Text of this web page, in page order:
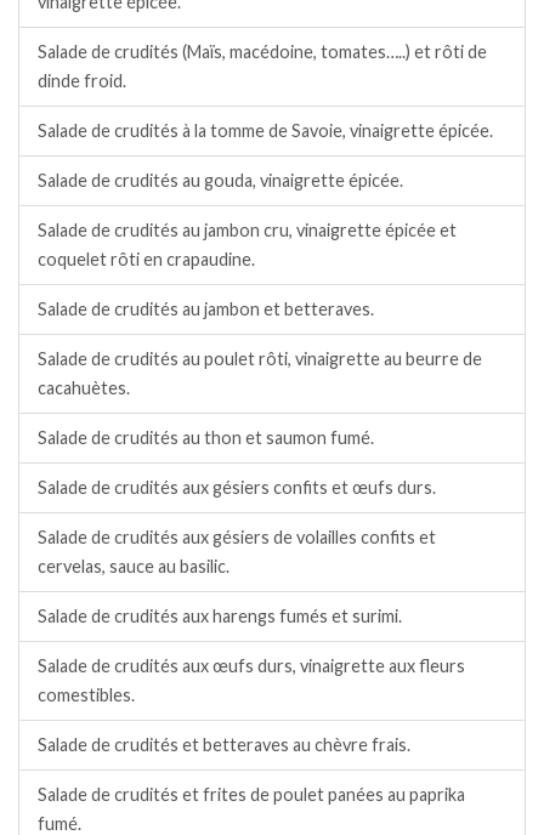
Salade de crudités (Maïs, macédoine, tomates…..) et rôti de
dinde froid.
Salade de crudités à la tomme de Savoie, vinaigrette épicée.
Salade de crudités au gouda, vinaigrette épicée.
Salade de crudités au jambon cru, vinaigrette épicée et
coquelet rôti en crapaudine.
Salade de crudités au jambon et betteraves.
Salade de crudités au poulet rôti, vinaigrette au beurre de
cacahuètes.
Salade de crudités au thon et saumon fumé.
Salade de crudités aux gésiers confits et œufs durs.
Salade de crudités aux gésiers de volailles confits et
cervelas, sauce au basilic.
Salade de crudités aux harengs fumés et surimi.
Salade de crudités aux œufs durs, vinaigrette aux fleurs
comestibles.
Salade de crudités et betteraves au chèvre frais.
Salade de crudités et frites de poulet panées au paprika
fumé.